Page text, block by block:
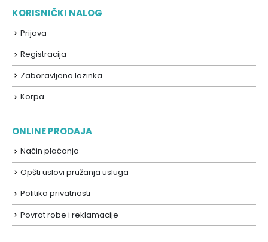
KORISNIČKI NALOG
Prijava
Registracija
Zaboravljena lozinka
Korpa
ONLINE PRODAJA
Način plaćanja
Opšti uslovi pružanja usluga
Politika privatnosti
Povrat robe i reklamacije